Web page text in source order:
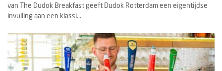
van The Dudok Breakfast geeft Dudok Rotterdam een eigentijdse
invulling aan een klassi...